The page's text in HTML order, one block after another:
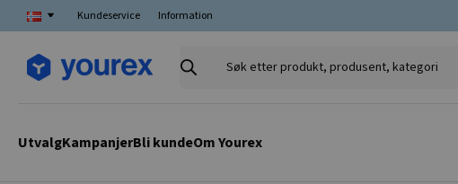
Kundeservice Information
Søk
kategori
UtvalgKampanjerBli kundeOm Yourex